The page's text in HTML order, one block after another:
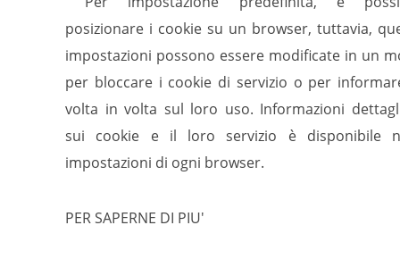
posizionare i cookie su un browser, tuttavia,
impostazioni possono essere modificate in un
per bloccare i cookie di servizio o per
volta in volta sul loro uso. Informazioni
sui cookie e il loro servizio è disponibile
impostazioni di ogni browser.
PER SAPERNE DI PIU'